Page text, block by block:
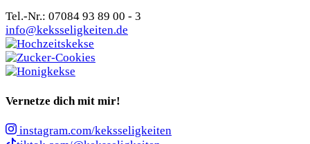
Tel.-Nr.: 07084 93 89 00 - 3
info@keksseligkeiten.de
Vernetze dich mit mir!
instagram.com/keksseligkeiten